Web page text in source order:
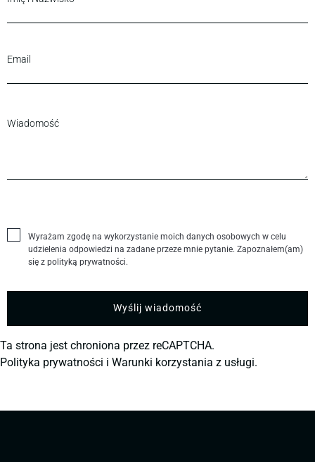
Wyrażam zgodę na wykorzystanie moich danych osobowych w celu
udzielenia odpowiedzi na zadane przeze mnie pytanie. Zapoznałem(am)
się z polityką prywatności.
Ta strona jest chroniona przez reCAPTCHA.
Polityka prywatności i Warunki korzystania z usługi.